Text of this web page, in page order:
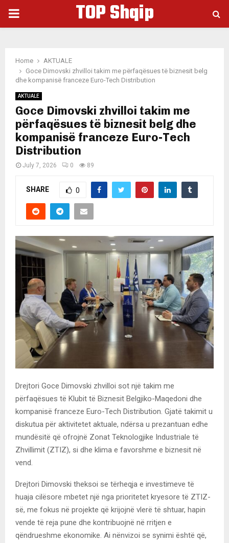
PRIMARY
TOP Shqip
Home
AKTUALE
Goce Dimovski zhvilloi takim me përfaqësues të biznesit belg
dhe kompanisë franceze Euro-Tech Distribution
AKTUALE
Goce Dimovski zhvilloi takim me
përfaqësues të biznesit belg dhe
kompanisë franceze Euro-Tech
Distribution
July 7, 2026 0 89
SHARE 0
Drejtori Goce Dimovski zhvilloi sot një takim me
përfaqësues të Klubit të Biznesit Belgjiko-Maqedoni dhe
kompanisë franceze Euro-Tech Distribution. Gjatë takimit u
diskutua për aktivitetet aktuale, ndërsa u prezantuan edhe
mundësitë që ofrojnë Zonat Teknologjike Industriale të
Zhvillimit (ZTIZ), si dhe klima e favorshme e biznesit në
vend.
Drejtori Dimovski theksoi se tërheqja e investimeve të
huaja cilësore mbetet një nga prioritetet kryesore të ZTIZ-
së, me fokus në projekte që krijojnë vlerë të shtuar, hapin
vende të reja pune dhe kontribuojnë në rritjen e
qëndrueshme ekonomike. Ai nënvizoi se synimi është që,